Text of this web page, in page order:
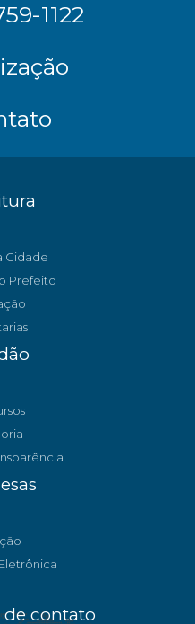
1122
Cidade
Prefeito
de contato